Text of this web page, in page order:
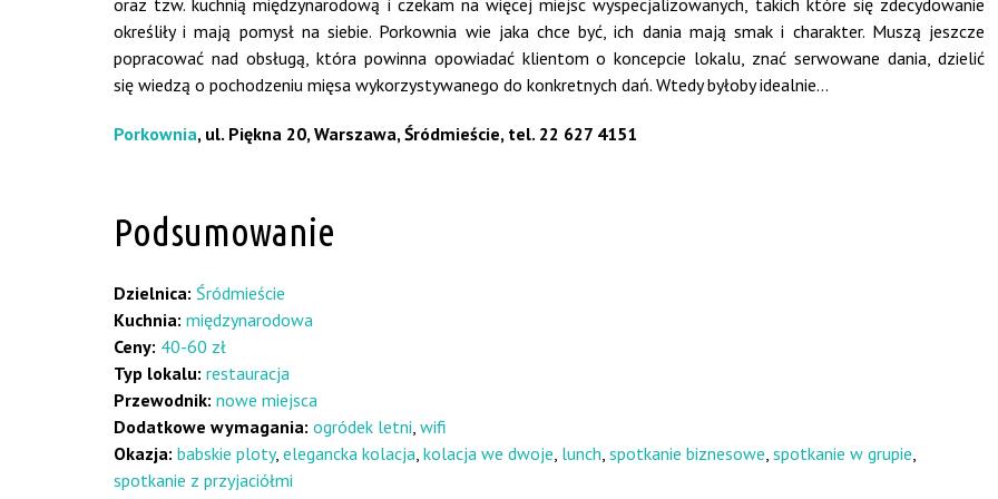
oraz tzw. kuchnią międzynarodową i czekam na więcej miejsc wyspecjalizowanych, takich które się zdecydowanie
określiły i mają pomysł na siebie. Porkownia wie jaka chce być, ich dania mają smak i charakter. Muszą jeszcze
popracować nad obsługą, która powinna opowiadać klientom o koncepcie lokalu, znać serwowane dania, dzielić
się wiedzą o pochodzeniu mięsa wykorzystywanego do konkretnych dań. Wtedy byłoby idealnie…
Porkownia, ul. Piękna 20, Warszawa, Śródmieście, tel. 22 627 4151
Podsumowanie
Dzielnica: Śródmieście
Kuchnia: międzynarodowa
Ceny: 40-60 zł
Typ lokalu: restauracja
Przewodnik: nowe miejsca
Dodatkowe wymagania: ogródek letni, wifi
Okazja: babskie ploty, elegancka kolacja, kolacja we dwoje, lunch, spotkanie biznesowe, spotkanie w grupie,
spotkanie z przyjaciółmi